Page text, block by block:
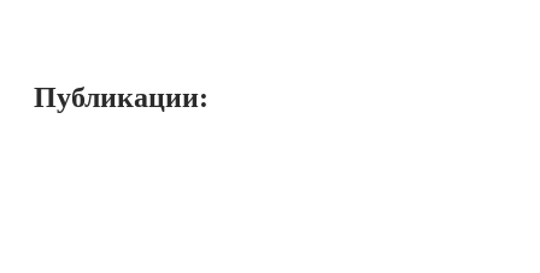
Публикации: